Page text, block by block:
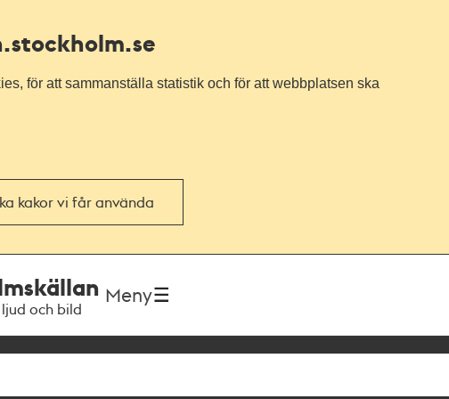
.stockholm.se
för att sammanställa statistik och för att webbplatsen ska
kakor vi får använda
och bild
Meny